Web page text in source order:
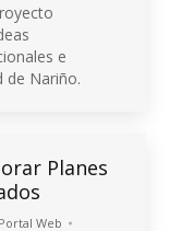
e
de Nariño.
Planes
Web